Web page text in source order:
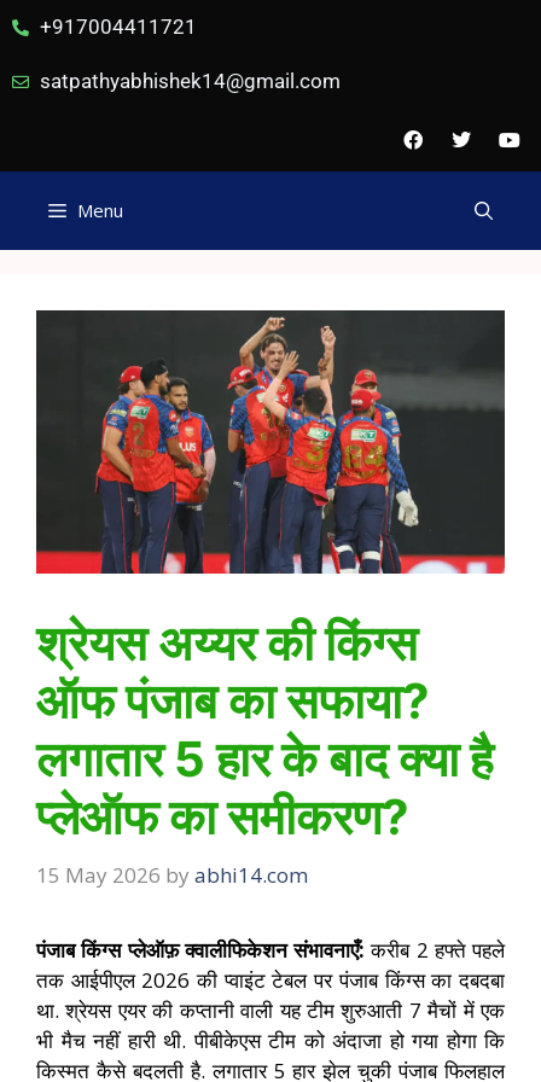
+917004411721
satpathyabhishek14@gmail.com
Menu
श्रेयस अय्यर की किंग्स
ऑफ पंजाब का सफाया?
लगातार 5 हार के बाद क्या है
प्लेऑफ का समीकरण?
15 May 2026 by abhi14.com
पंजाब किंग्स प्लेऑफ़ क्वालीफिकेशन संभावनाएँ: करीब 2 हफ्ते पहले
तक आईपीएल 2026 की प्वाइंट टेबल पर पंजाब किंग्स का दबदबा
था. श्रेयस एयर की कप्तानी वाली यह टीम शुरुआती 7 मैचों में एक
भी मैच नहीं हारी थी. पीबीकेएस टीम को अंदाजा हो गया होगा कि
किस्मत कैसे बदलती है. लगातार 5 हार झेल चुकी पंजाब फिलहाल